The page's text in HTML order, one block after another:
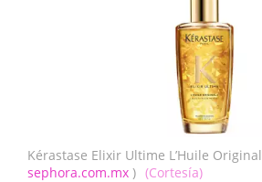
Kérastase Elixir Ultime L’Huile
sephora.com.mx ) (Cortesía)